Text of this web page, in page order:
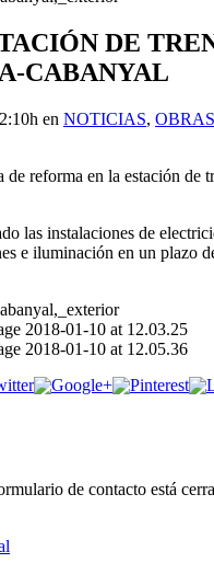
DE
CABANYAL
en NOTICIAS, OBRAS
de reforma en la estación
las instalaciones de
e iluminación en un plazo
de contacto está